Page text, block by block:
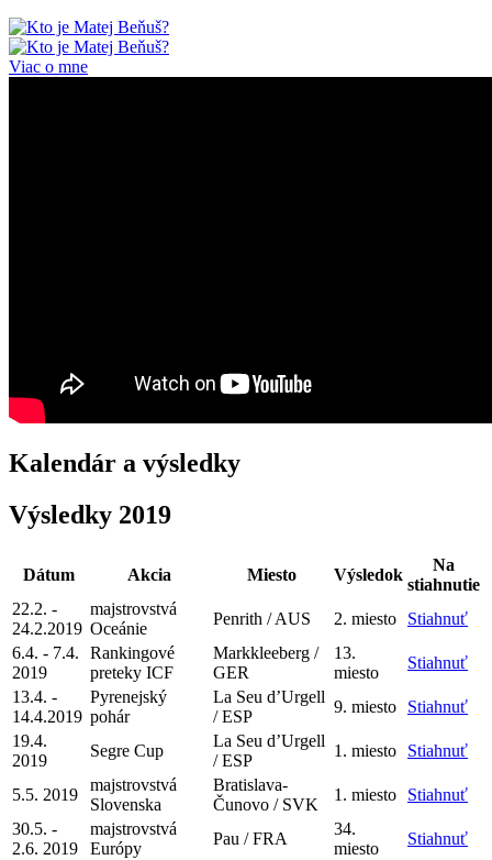
Viac o mne
Kalendár a výsledky
Výsledky 2019
Dátum Akcia Miesto Výsledok
Na
stiahnutie
22.2. -
24.2.2019
majstrovstvá
Oceánie
Penrith / AUS 2. miesto
Stiahnuť
6.4. - 7.4.
2019
Rankingové
preteky ICF
Markkleeberg /
GER
13.
miesto
Stiahnuť
13.4. -
14.4.2019
Pyrenejský
pohár
La Seu d’Urgell
/ ESP
9. miesto
Stiahnuť
19.4.
2019
Segre Cup
La Seu d’Urgell
/ ESP
1. miesto Stiahnuť
5.5. 2019
majstrovstvá
Slovenska
Bratislava-
Čunovo / SVK
1. miesto
Stiahnuť
30.5. -
2.6. 2019
majstrovstvá
Európy
Pau / FRA
34.
miesto
Stiahnuť